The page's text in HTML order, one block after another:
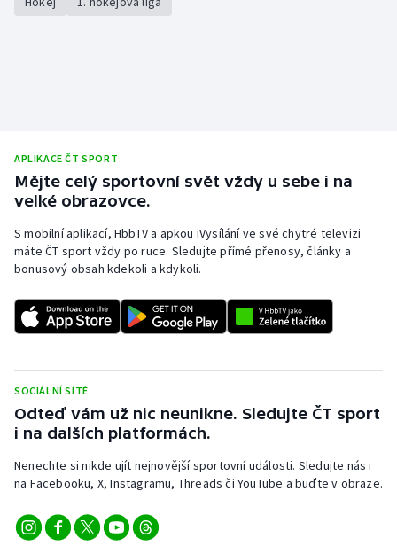
APLIKACE ČT SPORT
Mějte celý sportovní svět vždy u sebe i na
velké obrazovce.
S mobilní aplikací, HbbTV a apkou iVysílání ve své chytré televizi
máte ČT sport vždy po ruce. Sledujte přímé přenosy, články a
bonusový obsah kdekoli a kdykoli.
SOCIÁLNÍ SÍTĚ
Odteď vám už nic neunikne. Sledujte ČT sport
i na dalších platformách.
Nenechte si nikde ujít nejnovější sportovní události. Sledujte nás i
na Facebooku, X, Instagramu, Threads či YouTube a buďte v obraze.